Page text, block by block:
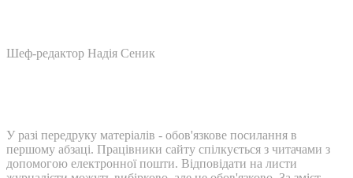
Шеф-редактор Надія Сеник
У разі передруку матеріалів - обов'язкове посилання в
першому абзаці. Працівники сайту спілкується з читачами з
допомогою електронної пошти. Відповідати на листи